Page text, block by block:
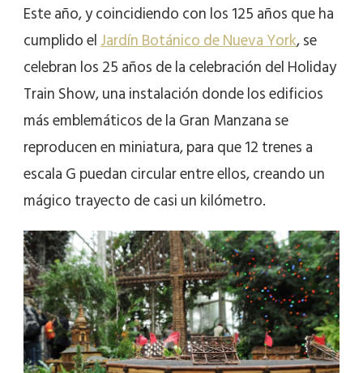
Este año, y coincidiendo con los 125 años que ha
cumplido elJardín Botánico de Nueva York, se
celebran los 25 años de la celebración del Holiday
Train Show, una instalación donde los edificios
más emblemáticos de la Gran Manzana se
reproducen en miniatura, para que 12 trenes a
escala G puedan circular entre ellos, creando un
mágico trayecto de casi un kilómetro.